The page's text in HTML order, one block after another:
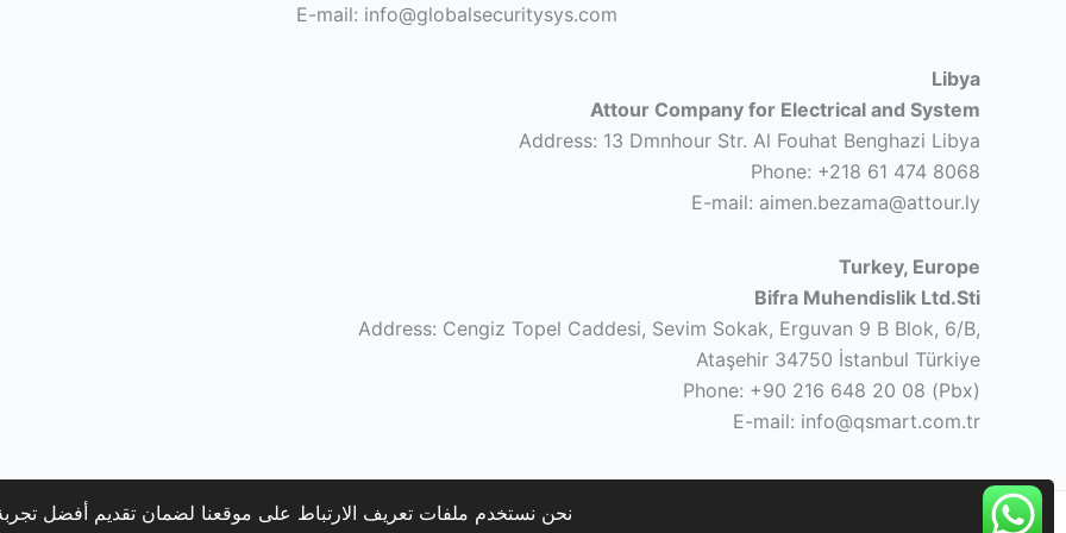
E-mail: info@globalsecuritysys.com
Libya
Attour Company for Electrical and System
Address: 13 Dmnhour Str. Al Fouhat Benghazi Libya
Phone: +218 61 474 8068
E-mail: aimen.bezama@attour.ly
Turkey, Europe
Bifra Muhendislik Ltd.Sti
Address: Cengiz Topel Caddesi, Sevim Sokak, Erguvan 9 B Blok, 6/B,
Ataşehir 34750 İstanbul Türkiye
Phone: +90 216 648 20 08 (Pbx)
E-mail: info@qsmart.com.tr
نحن نستخدم ملفات تعريف الارتباط على موقعنا لضمان تقديم أفضل